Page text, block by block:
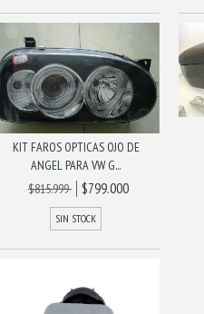
KIT FAROS OPTICAS OJO DE
ANGEL PARA VW G...
$815.999
$799.000
SIN STOCK